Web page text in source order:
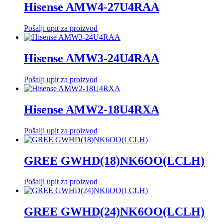
Hisense AMW4-27U4RAA
Pošalji upit za proizvod
Hisense AMW3-24U4RAA
Pošalji upit za proizvod
Hisense AMW2-18U4RXA
Pošalji upit za proizvod
GREE GWHD(18)NK6OO(LCLH)
Pošalji upit za proizvod
GREE GWHD(24)NK6OO(LCLH)